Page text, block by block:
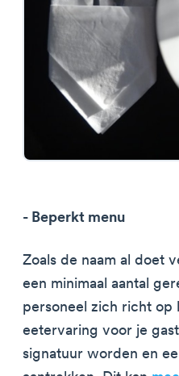
- Beperkt menu
Zoals de naam al doet
een minimaal aantal
personeel zich richt op
eetervaring voor je
signatuur worden en